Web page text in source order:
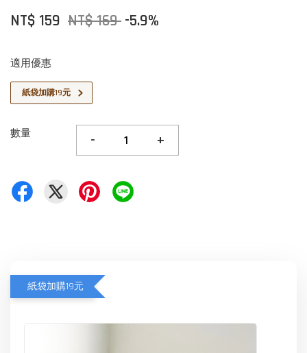
NT$ 159 NT$ 169 -5.9%
適用優惠
紙袋加購19元
數量 - +
紙袋加購19元